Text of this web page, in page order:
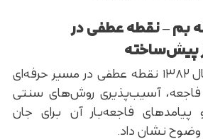
بم – نقطه عطفی در
پیش‌ساخته
زلزله بم در سال ۱۳۸۲ نقطه عطفی در مسیر حرفه‌ای
آسیب‌پذیری روش‌های سنتی
فاجعه‌بار آن برای جان
وضوح نشان داد.